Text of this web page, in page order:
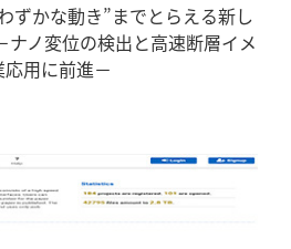
ずかな動き”までとらえる新し
ナノ変位の検出と高速断層イメ
用に前進－